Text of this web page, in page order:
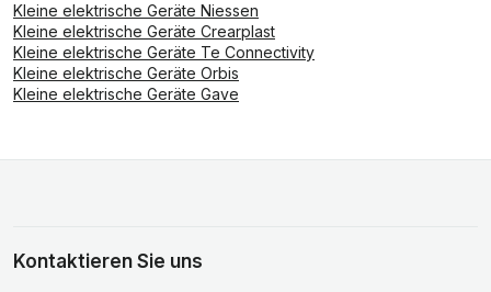
Kleine elektrische Geräte Niessen
Kleine elektrische Geräte Crearplast
Kleine elektrische Geräte Te Connectivity
Kleine elektrische Geräte Orbis
Kleine elektrische Geräte Gave
Kontaktieren Sie uns